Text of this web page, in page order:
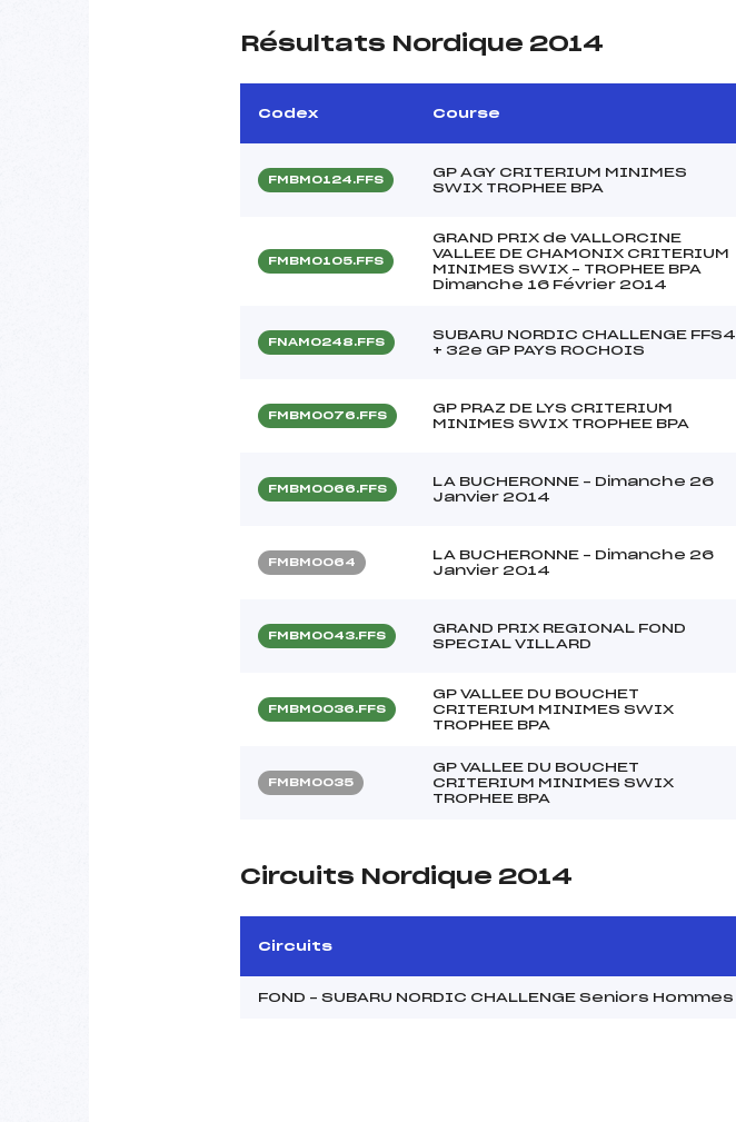
Résultats Nordique 2014
Codex Course
FMBM0124.FFS
GP AGY CRITERIUM MINIMES
SWIX TROPHEE BPA
FMBM0105.FFS
GRAND PRIX de VALLORCINE
VALLEE DE CHAMONIX CRITERIUM
MINIMES SWIX – TROPHEE BPA
Dimanche 16 Février 2014
FNAM0248.FFS
SUBARU NORDIC CHALLENGE FFS4
+ 32e GP PAYS ROCHOIS
FMBM0076.FFS
GP PRAZ DE LYS CRITERIUM
MINIMES SWIX TROPHEE BPA
FMBM0066.FFS
LA BUCHERONNE – Dimanche 26
Janvier 2014
FMBM0064
LA BUCHERONNE – Dimanche 26
Janvier 2014
FMBM0043.FFS
GRAND PRIX REGIONAL FOND
SPECIAL VILLARD
FMBM0036.FFS
GP VALLEE DU BOUCHET
CRITERIUM MINIMES SWIX
TROPHEE BPA
FMBM0035
GP VALLEE DU BOUCHET
CRITERIUM MINIMES SWIX
TROPHEE BPA
Circuits Nordique 2014
Circuits
FOND – SUBARU NORDIC CHALLENGE Seniors Hommes